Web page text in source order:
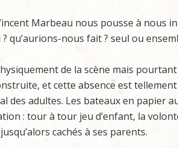
Marbeau nous pousse à nous
nous fait ? seul ou
de la scène mais
et cette absence est
des adultes. Les bateaux en papier
: tour à tour jeu d’enfant, la
cachés à ses parents.